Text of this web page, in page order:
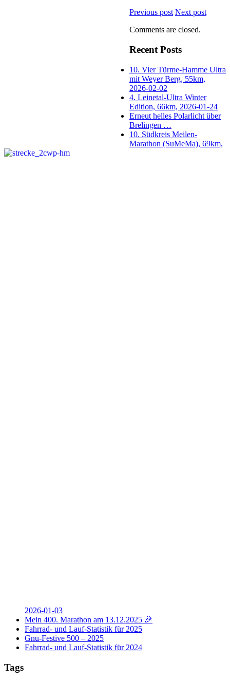
Previous post Next post
Comments are closed.
Recent Posts
10. Vier Türme-Hamme Ultra
mit Weyer Berg, 55km,
2026-02-02
4. Leinetal-Ultra Winter
Edition, 66km, 2026-01-24
Erneut helles Polarlicht über
Brelingen …
10. Südkreis Meilen-
Marathon (SuMeMa), 69km,
2026-01-03
Mein 400. Marathon am 13.12.2025 🎉
Fahrrad- und Lauf-Statistik für 2025
Gnu-Festive 500 – 2025
Fahrrad- und Lauf-Statistik für 2024
Tags